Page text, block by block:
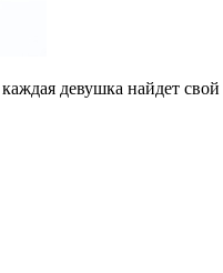
девушка найдет свой